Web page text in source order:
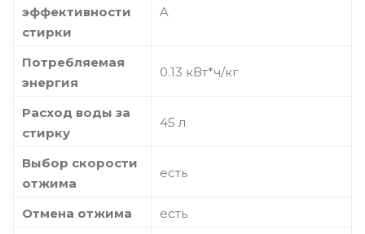
эффективности
стирки
A
Потребляемая
энергия
0.13 кВт*ч/кг
Расход воды за
стирку
45 л
Выбор скорости
отжима
есть
Отмена отжима
есть